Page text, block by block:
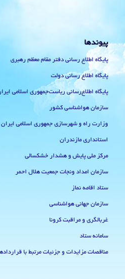
پیوندها
پایگاه اطلاع رسانی دفتر مقام معظم رهبری
پایگاه اطلاع رسانی دولت
پایگاه اطلاع‌رسانی ریاست‌جمهوری اسلامی
سازمان هواشناسی کشور
وزارت راه و شهرسازی جمهوری اسلامی ایران
استانداری مازندران
مرکز ملی پایش و هشدار خشکسالی
سازمان امداد ونجات جمعیت هلال احمر
ستاد اقامه نماز
سازمان جهانی هواشناسی
غربالگری و مراقبت کرونا
سامانه ستاد
مناقصات مزایدات و جزئیات مرتبط با